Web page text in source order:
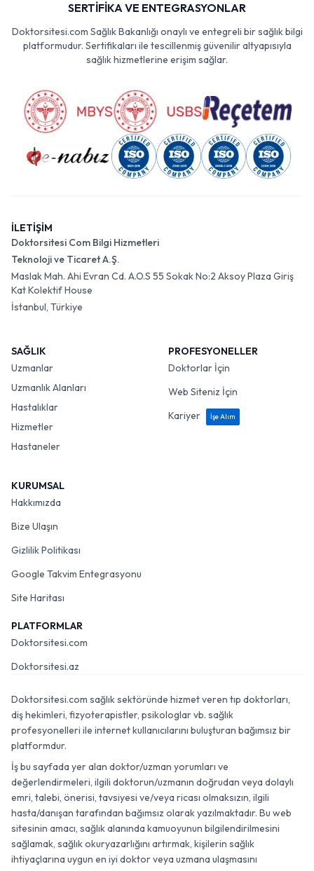
SERTİFİKA VE ENTEGRASYONLAR
Doktorsitesi.com Sağlık Bakanlığı onaylı ve entegreli bir sağlık bilgi
platformudur. Sertifikaları ile tescillenmiş güvenilir altyapısıyla
sağlık hizmetlerine erişim sağlar.
İLETİŞİM
Doktorsitesi Com Bilgi Hizmetleri
Teknoloji ve Ticaret A.Ş.
Maslak Mah. Ahi Evran Cd. A.O.S 55 Sokak No:2 Aksoy Plaza Giriş
Kat Kolektif House
İstanbul, Türkiye
SAĞLIK
Uzmanlar
Uzmanlık Alanları
Hastalıklar
Hizmetler
Hastaneler
PROFESYONELLER
Doktorlar İçin
Web Siteniz İçin
Kariyer
İşe Alım
KURUMSAL
Hakkımızda
Bize Ulaşın
Gizlilik Politikası
Google Takvim Entegrasyonu
Site Haritası
PLATFORMLAR
Doktorsitesi.com
Doktorsitesi.az
Doktorsitesi.com sağlık sektöründe hizmet veren tıp doktorları,
diş hekimleri, fizyoterapistler, psikologlar vb. sağlık
profesyonelleri ile internet kullanıcılarını buluşturan bağımsız bir
platformdur.
İş bu sayfada yer alan doktor/uzman yorumları ve
değerlendirmeleri, ilgili doktorun/uzmanın doğrudan veya dolaylı
emri, talebi, önerisi, tavsiyesi ve/veya ricası olmaksızın, ilgili
hasta/danışan tarafından bağımsız olarak yazılmaktadır. Bu web
sitesinin amacı, sağlık alanında kamuoyunun bilgilendirilmesini
sağlamak, sağlık okuryazarlığını artırmak, kişilerin sağlık
ihtiyaçlarına uygun en iyi doktor veya uzmana ulaşmasını